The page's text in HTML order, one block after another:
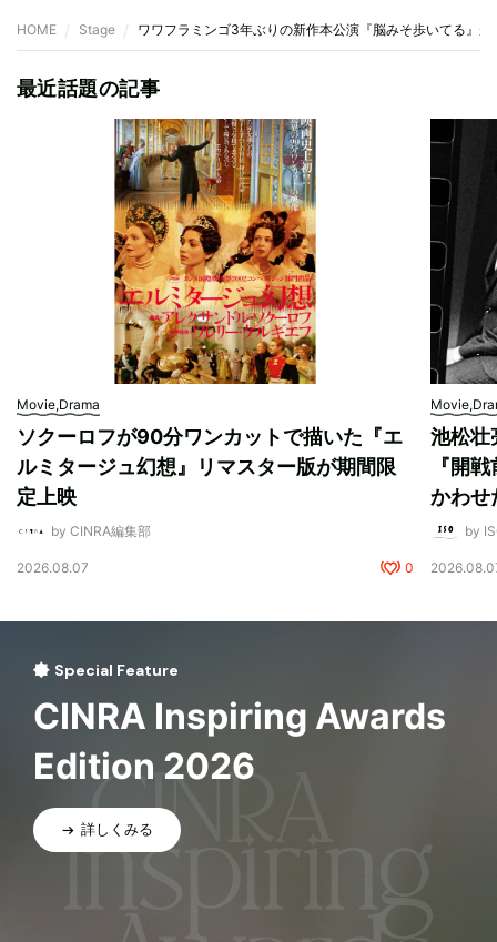
HOME Stage ワワフラミンゴ3年ぶりの新作本公演『脳みそ歩いてる』が
最近話題の記事
Movie,Drama
ソクーロフが90分ワンカットで描いた『エ
ルミタージュ幻想』リマスター版が期間限
定上映
by CINRA編集部
2026.08.07 0
池松壮
『開
かわせ
by
Special Feature
CINRA Inspiring Awards
Edition 2026
詳しくみる